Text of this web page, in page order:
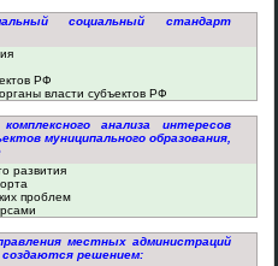
социальный стандарт
РФ
власти субъектов РФ
анализа интересов
муниципального образования,
развития
проблем
местных администраций
решением: